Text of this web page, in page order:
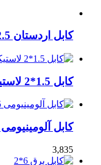
کابل اردستان 2.5*3 لاستیکی نسوز لیست قیمت روز
کابل 1.5*2 لاستیکی اردستان مرکز خرید
کابل آلومینیومی 25*2 تک فاز قیمت عمده
3,835